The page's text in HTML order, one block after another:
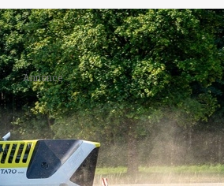
Annonce